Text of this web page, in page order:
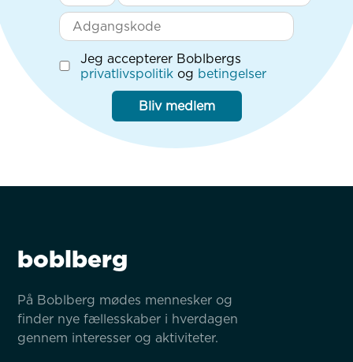
Jeg accepterer Boblbergs
privatlivspolitik og betingelser
Bliv medlem
boblberg
På Boblberg mødes mennesker og
finder nye fællesskaber i hverdagen
gennem interesser og aktiviteter.